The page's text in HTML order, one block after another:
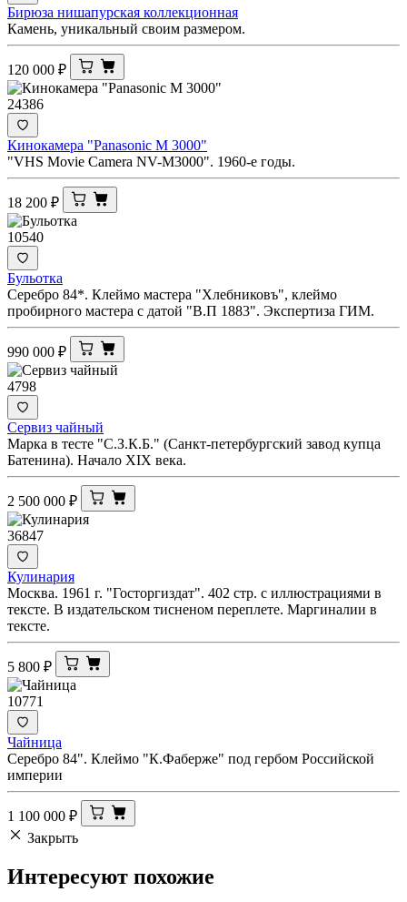
Бирюза нишапурская коллекционная
Камень, уникальный своим размером.
120 000 ₽
24386
Кинокамера "Panasonic M 3000"
"VHS Movie Camera NV-M3000". 1960-е годы.
18 200 ₽
10540
Бульотка
Серебро 84*. Клеймо мастера "Хлебниковъ", клеймо
пробирного мастера с датой "В.П 1883". Экспертиза ГИМ.
990 000 ₽
4798
Сервиз чайный
Марка в тесте "С.З.К.Б." (Санкт-петербургский завод купца
Батенина). Начало XIX века.
2 500 000 ₽
36847
Кулинария
Москва. 1961 г. "Госторгиздат". 402 стр. с иллюстрациями в
тексте. В издательском тисненом переплете. Маргиналии в
тексте.
5 800 ₽
10771
Чайница
Серебро 84". Клеймо "К.Фаберже" под гербом Российской
империи
1 100 000 ₽
Закрыть
Интересуют похожие